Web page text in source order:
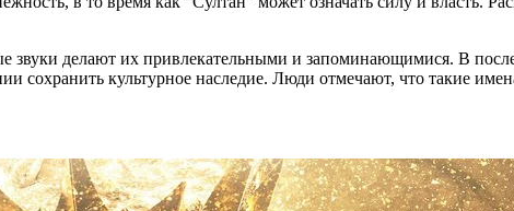
делают их привлекательными и запоминающимися. В
сохранить культурное наследие. Люди отмечают, что такие